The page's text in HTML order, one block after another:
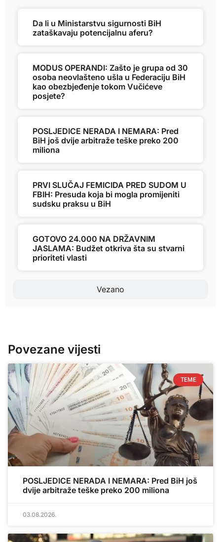
Vezano
Da li u Ministarstvu sigurnosti BiH
zataškavaju potencijalnu aferu?
MODUS OPERANDI: Zašto je grupa od 30
osoba neovlašteno ušla u Federaciju BiH
kao obezbjeđenje tokom Vučićeve
posjete?
POSLJEDICE NERADA I NEMARA: Pred
BiH još dvije arbitraže teške preko 200
miliona
PRVI SLUČAJ FEMICIDA PRED SUDOM U
FBIH: Presuda koja bi mogla promijeniti
sudsku praksu u BiH
GOTOVO 24.000 NA DRŽAVNIM
JASLAMA: Budžet otkriva šta su stvarni
prioriteti vlasti
Povezane vijesti
TEME
POSLJEDICE NERADA I NEMARA: Pred BiH još
dvije arbitraže teške preko 200 miliona
03.08.2026.